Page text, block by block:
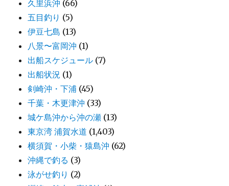
久里浜沖 (66)
五目釣り (5)
伊豆七島 (13)
八景〜富岡沖 (1)
出船スケジュール (7)
出船状況 (1)
剣崎沖・下浦 (45)
千葉・木更津沖 (33)
城ケ島沖から沖の瀬 (13)
東京湾 浦賀水道 (1,403)
横須賀・小柴・猿島沖 (62)
沖縄で釣る (3)
泳がせ釣り (2)